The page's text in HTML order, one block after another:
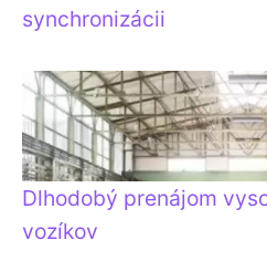
synchronizácii
Dlhodobý prenájom
vozíkov